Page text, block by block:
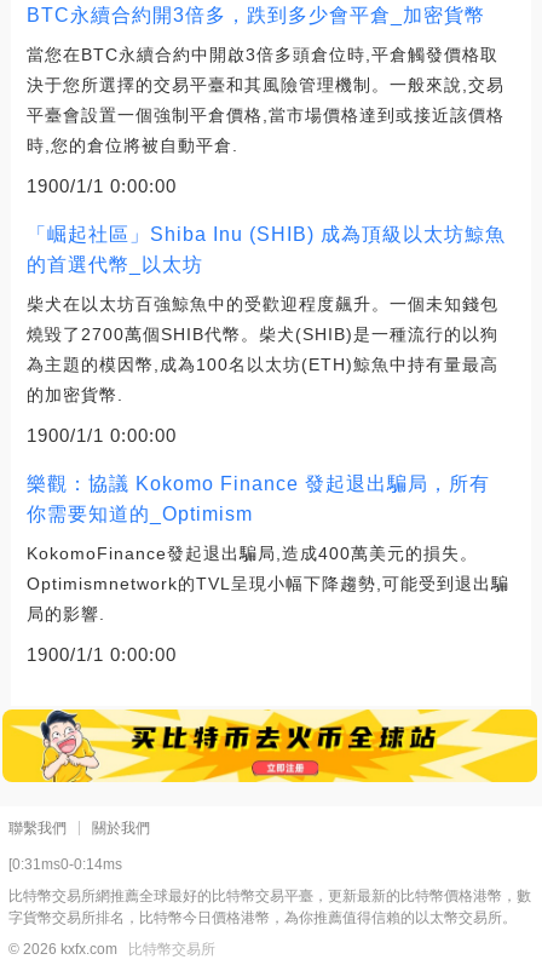
BTC永續合約開3倍多，跌到多少會平倉_加密貨幣
當您在BTC永續合約中開啟3倍多頭倉位時,平倉觸發價格取
決于您所選擇的交易平臺和其風險管理機制。一般來說,交易
平臺會設置一個強制平倉價格,當市場價格達到或接近該價格
時,您的倉位將被自動平倉.
1900/1/1 0:00:00
「崛起社區」Shiba Inu (SHIB) 成為頂級以太坊鯨魚
的首選代幣_以太坊
柴犬在以太坊百強鯨魚中的受歡迎程度飆升。一個未知錢包
燒毀了2700萬個SHIB代幣。柴犬(SHIB)是一種流行的以狗
為主題的模因幣,成為100名以太坊(ETH)鯨魚中持有量最高
的加密貨幣.
1900/1/1 0:00:00
樂觀：協議 Kokomo Finance 發起退出騙局，所有
你需要知道的_Optimism
KokomoFinance發起退出騙局,造成400萬美元的損失。
Optimismnetwork的TVL呈現小幅下降趨勢,可能受到退出騙
局的影響.
1900/1/1 0:00:00
聯繫我們 關於我們
[0:31ms0-0:14ms
比特幣交易所網推薦全球最好的比特幣交易平臺，更新最新的比特幣價格港幣，數
字貨幣交易所排名，比特幣今日價格港幣，為你推薦值得信賴的以太幣交易所。
© 2026 kxfx.com
比特幣交易所